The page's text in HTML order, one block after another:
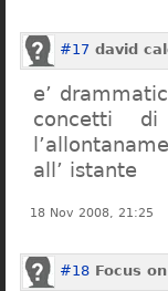
#17 david
e’
concetti
all’ istante
18 Nov 2008, 21:25
#18 Focus